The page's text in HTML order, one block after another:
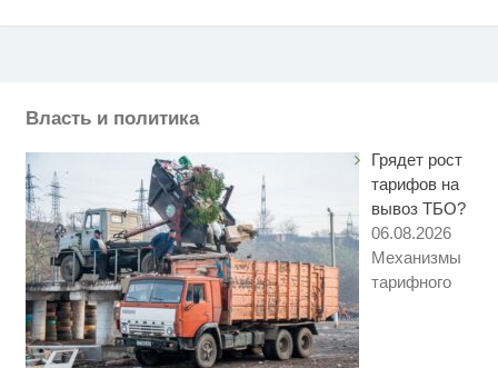
Власть и политика
Грядет рост
тарифов на
вывоз ТБО?
06.08.2026
Механизмы
тарифного